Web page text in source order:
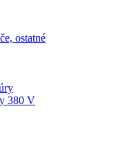
ostatné
380 V